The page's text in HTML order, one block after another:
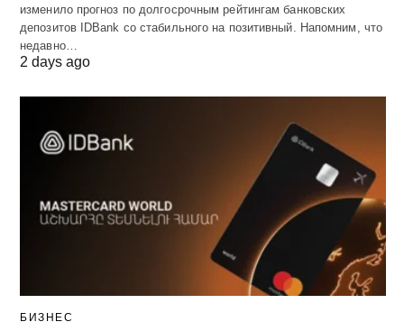
изменило прогноз по долгосрочным рейтингам банковских
депозитов IDBank со стабильного на позитивный. Напомним, что
недавно…
2 days ago
БИЗНЕС